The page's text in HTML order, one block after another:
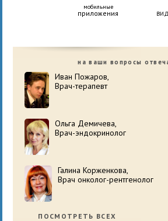
мобильные
приложения
на ваши вопросы
Иван Пожаров,
Врач-терапевт
Ольга Демичева,
Врач-эндокринолог
Галина Корженкова,
Врач онколог-рентгенолог
ПОСМОТРЕТЬ ВСЕХ